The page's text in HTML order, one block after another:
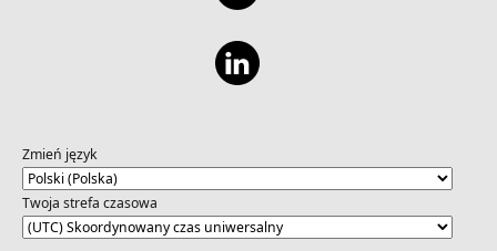
Zmień język
Twoja strefa czasowa